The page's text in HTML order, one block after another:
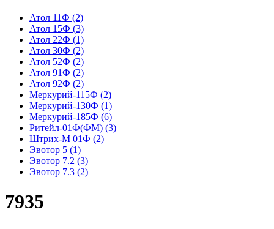
Атол 11Ф (2)
Атол 15Ф (3)
Атол 22Ф (1)
Атол 30Ф (2)
Атол 52Ф (2)
Атол 91Ф (2)
Атол 92Ф (2)
Меркурий-115Ф (2)
Меркурий-130Ф (1)
Меркурий-185Ф (6)
Ритейл-01Ф(ФМ) (3)
Штрих-М 01Ф (2)
Эвотор 5 (1)
Эвотор 7.2 (3)
Эвотор 7.3 (2)
7935